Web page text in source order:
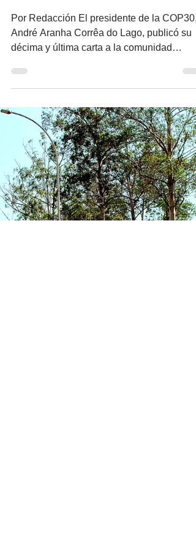
En Belém recomienza
la humanidad con la
COP de la verdad:
Corrêa
Por Redacción El presidente de la COP30,
André Aranha Corrêa do Lago, publicó su
décima y última carta a la comunidad
internacional , con un llamado urgente a la
acción. La cumbre se celebra desde el 10
noviembre en Belém do Pará , a la entrada
de la Amazonia, donde Brasil trasladó su
capital, Brasilia, temporalmente , para